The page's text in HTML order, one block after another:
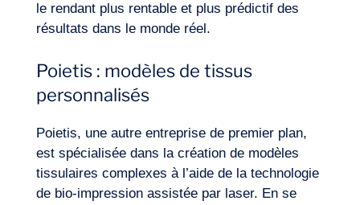
le rendant plus rentable et plus prédictif des
résultats dans le monde réel.
Poietis : modèles de tissus
personnalisés
Poietis, une autre entreprise de premier plan,
est spécialisée dans la création de modèles
tissulaires complexes à l’aide de la technologie
de bio-impression assistée par laser. En se